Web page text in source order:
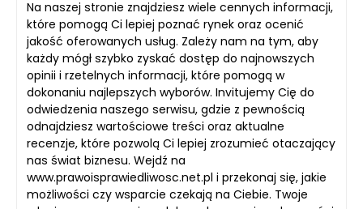
Na naszej stronie znajdziesz wiele cennych informacji,
które pomogą Ci lepiej poznać rynek oraz ocenić
jakość oferowanych usług. Zależy nam na tym, aby
każdy mógł szybko zyskać dostęp do najnowszych
opinii i rzetelnych informacji, które pomogą w
dokonaniu najlepszych wyborów. Invitujemy Cię do
odwiedzenia naszego serwisu, gdzie z pewnością
odnajdziesz wartościowe treści oraz aktualne
recenzje, które pozwolą Ci lepiej zrozumieć otaczający
nas świat biznesu. Wejdź na
www.prawoisprawiedliwosc.net.pl i przekonaj się, jakie
możliwości czy wsparcie czekają na Ciebie. Twoje